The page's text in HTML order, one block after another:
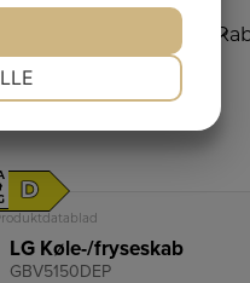
D
LG Køle-/fryseskab
GBV5150DEP